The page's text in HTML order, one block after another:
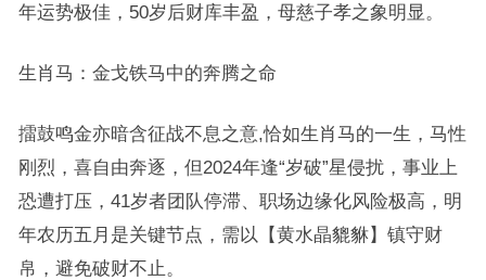
年运势极佳，50岁后财库丰盈，母慈子孝之象明显。
生肖马：金戈铁马中的奔腾之命
擂鼓鸣金亦暗含征战不息之意,恰如生肖马的一生，马性
刚烈，喜自由奔逐，但2024年逢“岁破”星侵扰，事业上
恐遭打压，41岁者团队停滞、职场边缘化风险极高，明
年农历五月是关键节点，需以【黄水晶貔貅】镇守财
帛，避免破财不止。